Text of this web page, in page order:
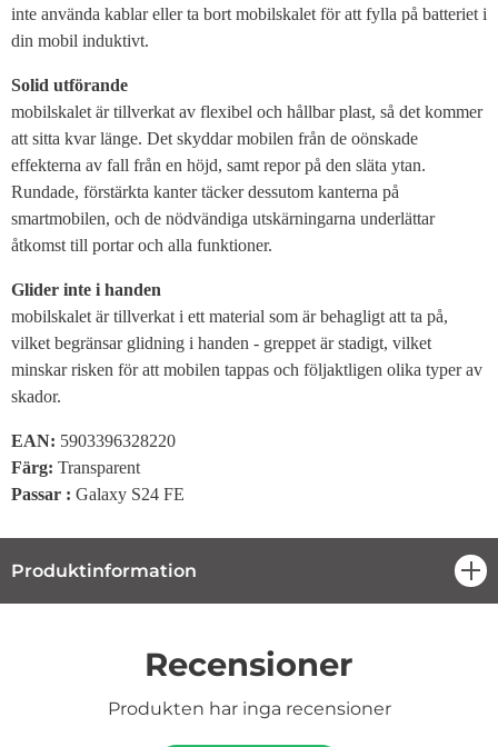
inte använda kablar eller ta bort mobilskalet för att fylla på batteriet i
din mobil induktivt.
Solid utförande
mobilskalet är tillverkat av flexibel och hållbar plast, så det kommer
att sitta kvar länge. Det skyddar mobilen från de oönskade
effekterna av fall från en höjd, samt repor på den släta ytan.
Rundade, förstärkta kanter täcker dessutom kanterna på
smartmobilen, och de nödvändiga utskärningarna underlättar
åtkomst till portar och alla funktioner.
Glider inte i handen
mobilskalet är tillverkat i ett material som är behagligt att ta på,
vilket begränsar glidning i handen - greppet är stadigt, vilket
minskar risken för att mobilen tappas och följaktligen olika typer av
skador.
EAN: 5903396328220
Färg: Transparent
Passar : Galaxy S24 FE
Produktinformation
Recensioner
Produkten har inga recensioner